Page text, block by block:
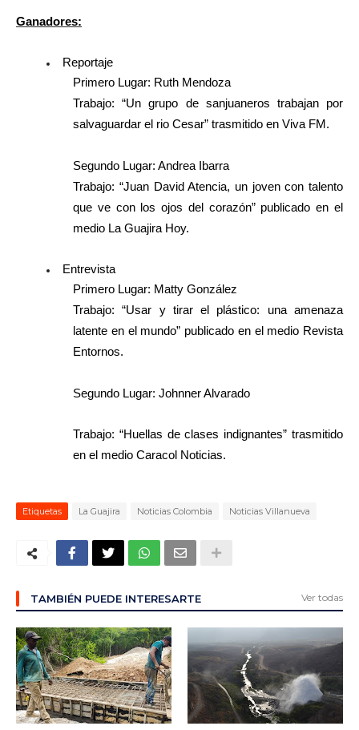
Ganadores:
Reportaje
Primero Lugar: Ruth Mendoza
Trabajo: “Un grupo de sanjuaneros trabajan por
salvaguardar el rio Cesar” trasmitido en Viva FM.
Segundo Lugar: Andrea Ibarra
Trabajo: “Juan David Atencia, un joven con talento
que ve con los ojos del corazón” publicado en el
medio La Guajira Hoy.
Entrevista
Primero Lugar: Matty González
Trabajo: “Usar y tirar el plástico: una amenaza
latente en el mundo” publicado en el medio Revista
Entornos.
Segundo Lugar: Johnner Alvarado
Trabajo: “Huellas de clases indignantes” trasmitido
en el medio Caracol Noticias.
Etiquetas La Guajira Noticias Colombia Noticias Villanueva
TAMBIÉN PUEDE INTERESARTE Ver todas